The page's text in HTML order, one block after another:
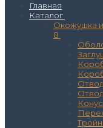
Главная
Каталог
Окожушка
8